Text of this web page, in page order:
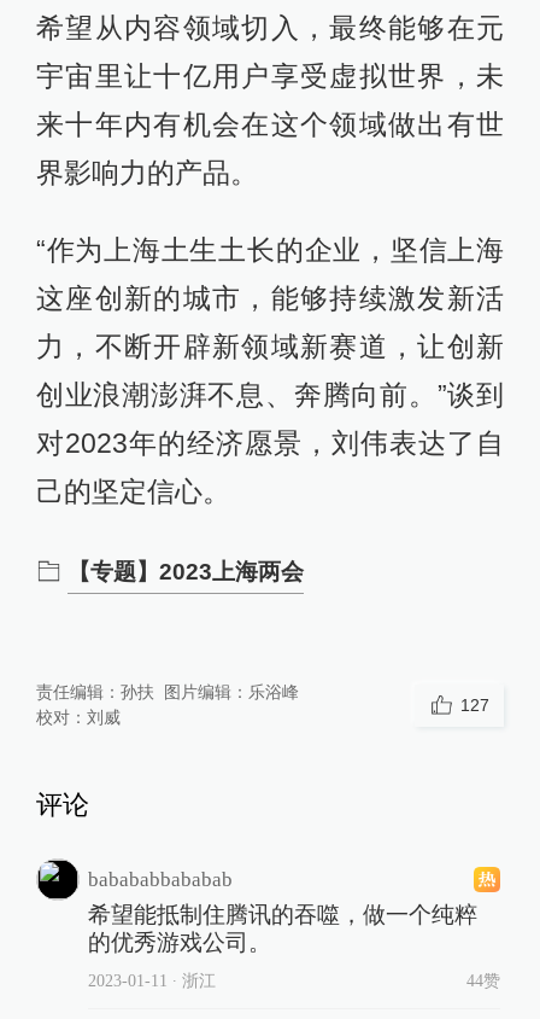
希望从内容领域切入，最终能够在元
宇宙里让十亿用户享受虚拟世界，未
来十年内有机会在这个领域做出有世
界影响力的产品。
“作为上海土生土长的企业，坚信上海
这座创新的城市，能够持续激发新活
力，不断开辟新领域新赛道，让创新
创业浪潮澎湃不息、奔腾向前。”谈到
对2023年的经济愿景，刘伟表达了自
己的坚定信心。
【专题】2023上海两会
责任编辑： 孙扶 图片编辑： 乐浴峰
校对： 刘威
127
评论
babababbababab
希望能抵制住腾讯的吞噬，做一个纯粹
的优秀游戏公司。
2023-01-11 ∙ 浙江 44赞